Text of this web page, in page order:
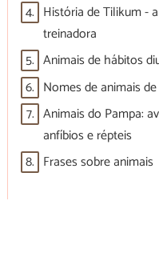
4. História de Tilikum -
treinadora
5. Animais de hábitos
6. Nomes de animais
7. Animais do Pampa:
anfíbios e répteis
8. Frases sobre animais